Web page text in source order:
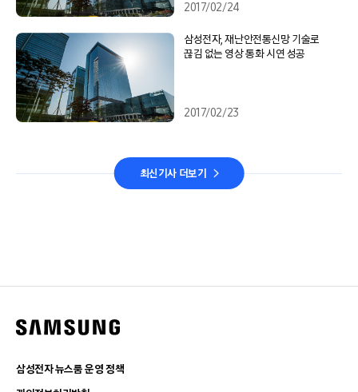
2017/02/24
삼성전자, 재난안전통신망 기술로
끊김 없는 영상 통화 시연 성공
2017/02/23
최신기사 더보기
삼성전자 뉴스룸 운영 정책